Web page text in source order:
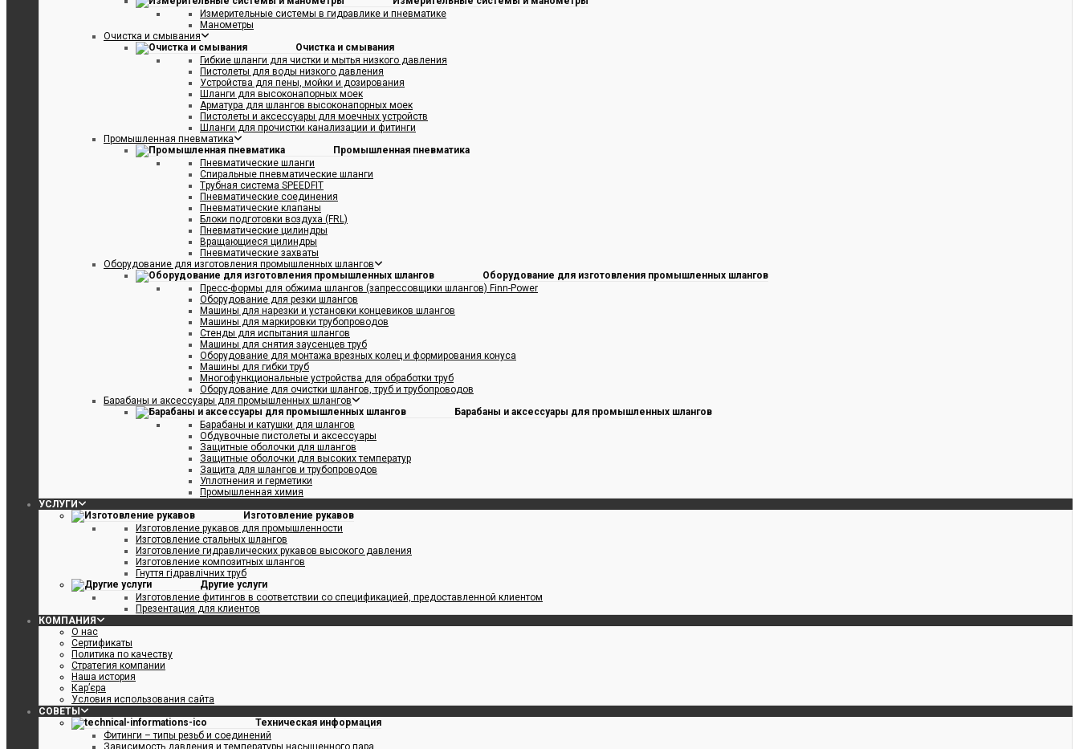
Измерительные системы в гидравлике и пневматике
Манометры
Очистка и смывания
Очистка и смывания
Гибкие шланги для чистки и мытья низкого давления
Пистолеты для воды низкого давления
Устройства для пены, мойки и дозирования
Шланги для высоконапорных моек
Арматура для шлангов высоконапорных моек
Пистолеты и аксессуары для моечных устройств
Шланги для прочистки канализации и фитинги
Промышленная пневматика
Промышленная пневматика
Пневматические шланги
Спиральные пневматические шланги
Tрубная система SPEEDFIT
Пневматические соединения
Пневматические клапаны
Блоки подготовки воздуха (FRL)
Пневматические цилиндры
Вращающиеся цилиндры
Пневматические захваты
Оборудование для изготовления промышленных шлангов
Оборудование для изготовления промышленных шлангов
Пресс-формы для обжима шлангов (запрессовщики шлангов) Finn-Power
Оборудование для резки шлангов
Машины для нарезки и установки концевиков шлангов
Машины для маркировки трубопроводов
Стенды для испытания шлангов
Машины для снятия заусенцев труб
Оборудование для монтажа врезных колец и формирования конуса
Машины для гибки труб
Многофункциональные устройства для обработки труб
Оборудование для очистки шлангов, труб и трубопроводов
Барабаны и аксессуары для промышленных шлангов
Барабаны и аксессуары для промышленных шлангов
Барабаны и катушки для шлангов
Обдувочные пистолеты и аксессуары
Защитные оболочки для шлангов
Защитные оболочки для высоких температур
Защита для шлангов и трубопроводов
Уплотнения и герметики
Промышленная химия
УСЛУГИ
Изготовление рукавов
Изготовление рукавов для промышленности
Изготовление стальных шлангов
Изготовление гидравлических рукавов высокого давления
Изготовление композитных шлангов
Гнуття гідравлічних труб
Другие услуги
Изготовление фитингов в соответствии со спецификацией, предоставленной клиентом
Презентация для клиентов
КОМПАНИЯ
О нас
Сертификаты
Политика по качеству
Стратегия компании
Наша история
Кар’єра
Условия использования сайта
СОВЕТЫ
Техническая информация
Фитинги – типы резьб и соединений
Зависимость давления и температуры насыщенного пара